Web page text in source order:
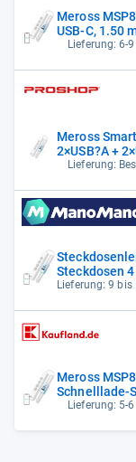
Meross
USB-C, 1.50
Lieferung: 6-
Meross
2×USB?A +
Lieferung:
Steckdosen 4
Lieferung: 9 bis
Meross
Schnelllade-
Lieferung: 5-